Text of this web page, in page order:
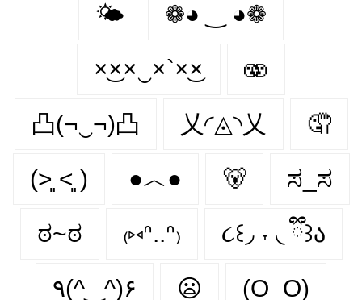
🌤 ❁◕ ‿ ◕❁
×͜××‿×`×͜× 🫨
凸(¬‿¬)凸 乂◜◬◝乂 🤦
(˃͈ ˂͈ ) ●︿● 🐻 ಸ_ಸ
ಠ~ಠ ₍⑅ᐢ..ᐢ₎ ૮꒰◞ ˕ ◟ ྀི꒱ა
٩(^‿^)۶ 😦 (O_O)